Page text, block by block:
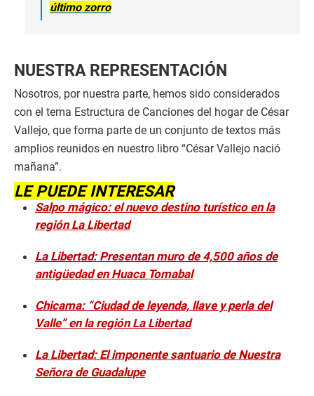
último zorro
NUESTRA REPRESENTACIÓN
Nosotros, por nuestra parte, hemos sido considerados
con el tema Estructura de Canciones del hogar de César
Vallejo, que forma parte de un conjunto de textos más
amplios reunidos en nuestro libro “César Vallejo nació
mañana”.
LE PUEDE INTERESAR
Salpo mágico: el nuevo destino turístico en la
región La Libertad
La Libertad: Presentan muro de 4,500 años de
antigüedad en Huaca Tomabal
Chicama: “Ciudad de leyenda, llave y perla del
Valle” en la región La Libertad
La Libertad: El imponente santuario de Nuestra
Señora de Guadalupe